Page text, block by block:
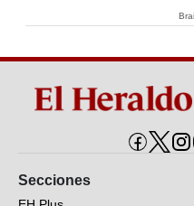
Secciones